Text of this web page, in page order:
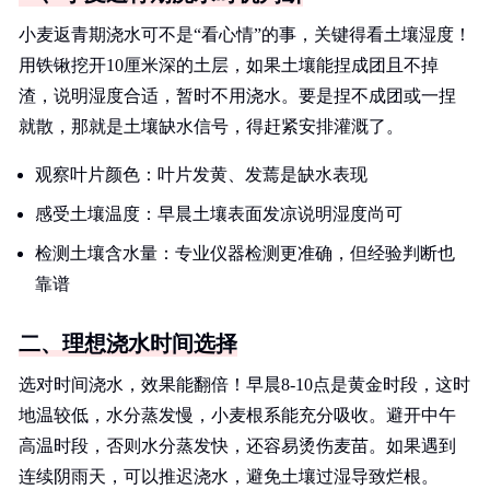
小麦返青期浇水可不是“看心情”的事，关键得看土壤湿度！
用铁锹挖开10厘米深的土层，如果土壤能捏成团且不掉
渣，说明湿度合适，暂时不用浇水。要是捏不成团或一捏
就散，那就是土壤缺水信号，得赶紧安排灌溉了。
观察叶片颜色：叶片发黄、发蔫是缺水表现
感受土壤温度：早晨土壤表面发凉说明湿度尚可
检测土壤含水量：专业仪器检测更准确，但经验判断也
靠谱
二、理想浇水时间选择
选对时间浇水，效果能翻倍！早晨8-10点是黄金时段，这时
地温较低，水分蒸发慢，小麦根系能充分吸收。避开中午
高温时段，否则水分蒸发快，还容易烫伤麦苗。如果遇到
连续阴雨天，可以推迟浇水，避免土壤过湿导致烂根。